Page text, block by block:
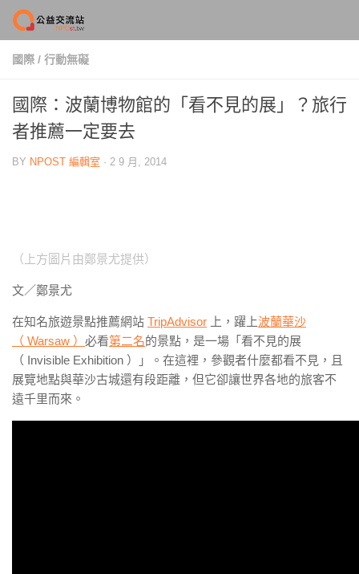
Skip to content
國際 / 行動無礙
國際：波蘭博物館的「看不見的展」？旅行
者推薦一定要去
BY NPOST 編輯室 · 2 9 月, 2014
（上方圖片由鄭景尤提供）
文／鄭景尤
在知名旅遊景點推薦網站 TripAdvisor 上，躍上波蘭華沙
（ Warsaw ） 必看第二名的景點，是一場「看不見的展
（ Invisible Exhibition ）」。在這裡，參觀者什麼都看不見，且
展覽地點與華沙古城還有段距離，但它卻讓世界各地的旅客不
遠千里而來。